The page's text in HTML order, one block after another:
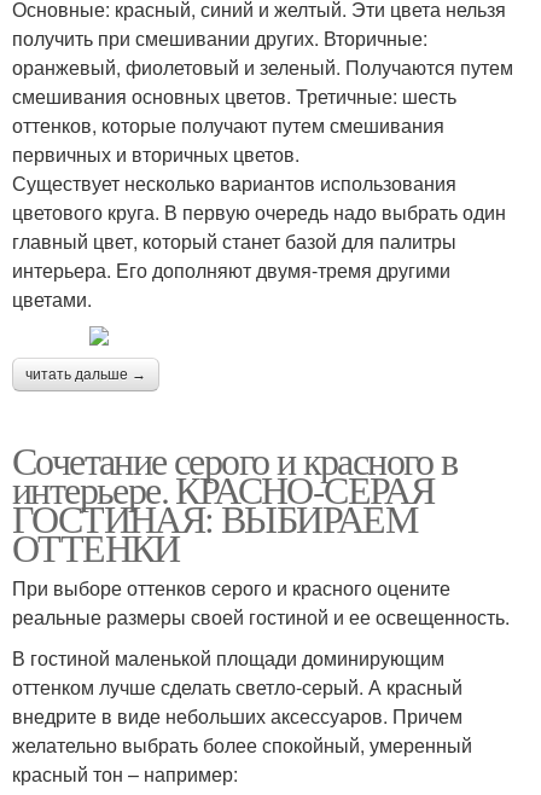
Основные: красный, синий и желтый. Эти цвета нельзя
получить при смешивании других. Вторичные:
оранжевый, фиолетовый и зеленый. Получаются путем
смешивания основных цветов. Третичные: шесть
оттенков, которые получают путем смешивания
первичных и вторичных цветов.
Существует несколько вариантов использования
цветового круга. В первую очередь надо выбрать один
главный цвет, который станет базой для палитры
интерьера. Его дополняют двумя-тремя другими
цветами.
читать дальше →
Сочетание серого и красного в
интерьере. КРАСНО-СЕРАЯ
ГОСТИНАЯ: ВЫБИРАЕМ
ОТТЕНКИ
При выборе оттенков серого и красного оцените
реальные размеры своей гостиной и ее освещенность.
В гостиной маленькой площади доминирующим
оттенком лучше сделать светло-серый. А красный
внедрите в виде небольших аксессуаров. Причем
желательно выбрать более спокойный, умеренный
красный тон – например: